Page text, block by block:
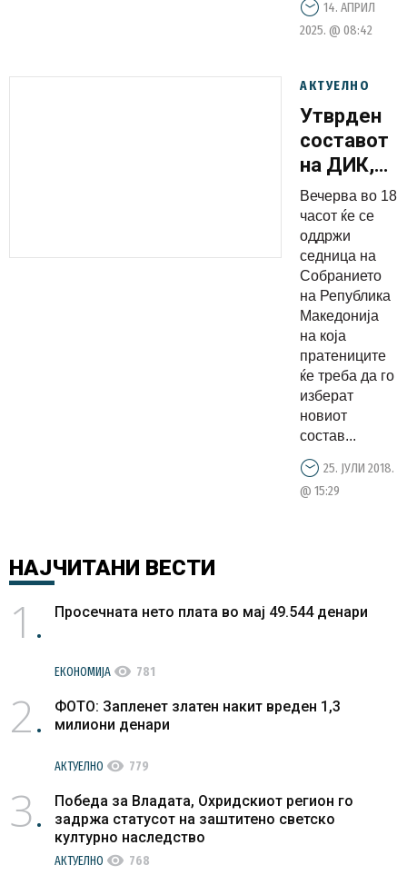
именувања
14. АПРИЛ
2025. @ 08:42
АКТУЕЛНО
Утврден
составот
на ДИК,
седница
на
во 18
часот
Вечерва во 18
часот ќе се
оддржи
седница на
Собранието
на Република
Македонија
на која
пратениците
ќе треба да го
изберат
новиот
состав...
25. ЈУЛИ 2018.
@ 15:29
НАЈЧИТАНИ ВЕСТИ
1 Просечната нето плата во мај 49.544 денари
ЕКОНОМИЈА visibility 781
2
ФОТО: Запленет златен накит вреден 1,3
милиони денари
АКТУЕЛНО visibility 779
3
Победа за Владата, Охридскиот регион го
задржа статусот на заштитено светско
културно наследство
АКТУЕЛНО visibility 768